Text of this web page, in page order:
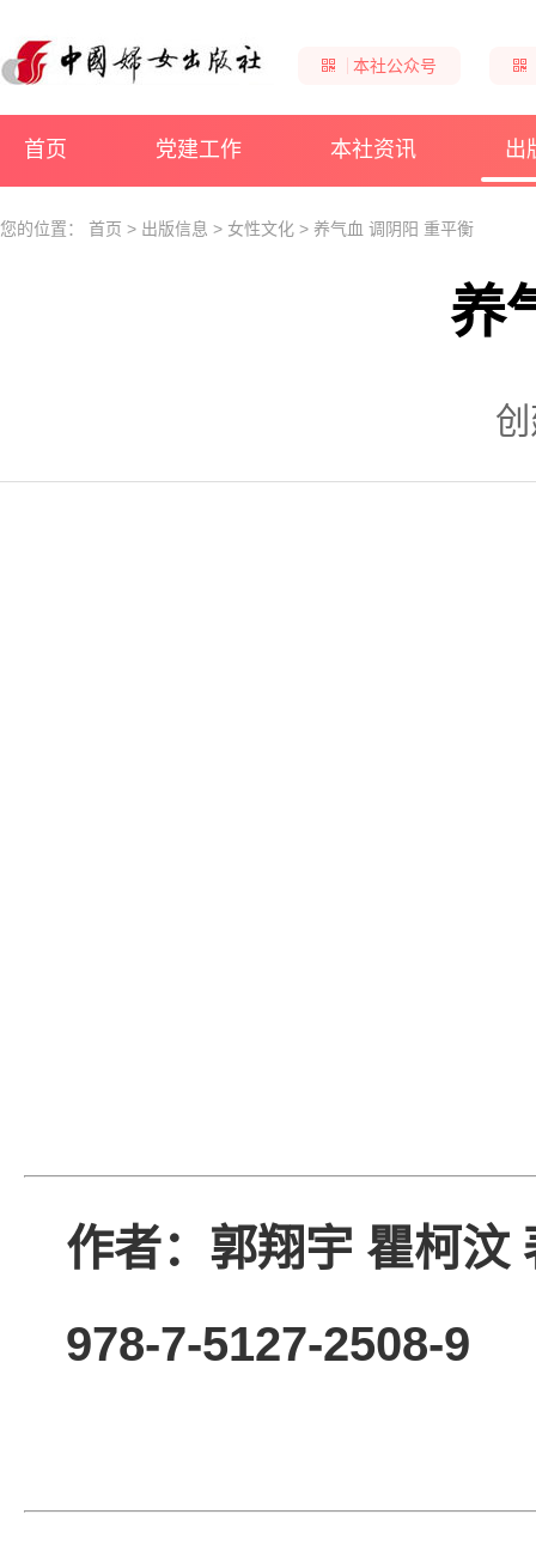
本社公众号
首页 党建工作 本社资讯 出
您的位置： 首页 > 出版信息 > 女性文化 > 养气血 调阴阳 重平衡
养
作者：郭翔宇 瞿
978-7-5127-